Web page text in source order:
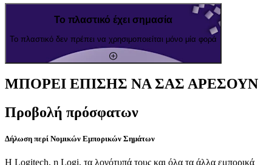
Το πλαστικό έχει σημασία
Το πλαστικό δεν πρέπει να χρησιμοποιείται μόνο μία φορά
ΜΠΟΡΕΙ ΕΠΙΣΗΣ ΝΑ ΣΑΣ ΑΡΕΣΟΥΝ
Προβολή πρόσφατων
Δήλωση περί Νομικών Εμπορικών Σημάτων
Η Logitech, η Logi, τα λογότυπά τους και όλα τα άλλα εμπορικά